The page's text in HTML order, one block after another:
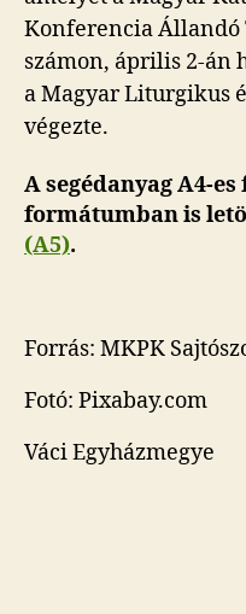
Konferencia Állandó
számon, április 2-án
a Magyar Liturgikus
végezte.
A segédanyag A4-
formátumban is
(A5).
Forrás: MKPK
Fotó: Pixabay.com
Váci Egyházmegye